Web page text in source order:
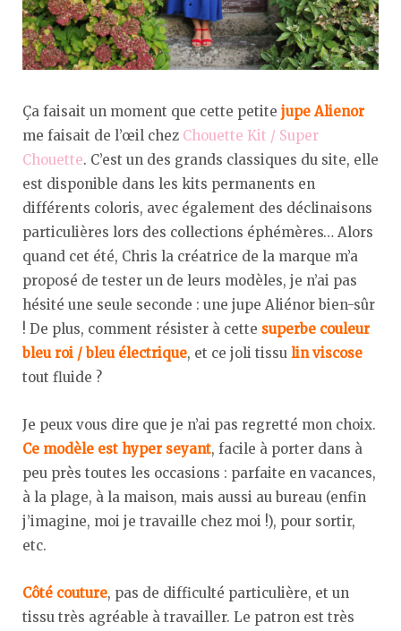
Ça faisait un moment que cette petite jupe Alienor
me faisait de l’œil chez Chouette Kit / Super
Chouette. C’est un des grands classiques du site, elle
est disponible dans les kits permanents en
différents coloris, avec également des déclinaisons
particulières lors des collections éphémères… Alors
quand cet été, Chris la créatrice de la marque m’a
proposé de tester un de leurs modèles, je n’ai pas
hésité une seule seconde : une jupe Aliénor bien-sûr
! De plus, comment résister à cette superbe couleur
bleu roi / bleu électrique, et ce joli tissu lin viscose
tout fluide ?
Je peux vous dire que je n’ai pas regretté mon choix.
Ce modèle est hyper seyant, facile à porter dans à
peu près toutes les occasions : parfaite en vacances,
à la plage, à la maison, mais aussi au bureau (enfin
j’imagine, moi je travaille chez moi !), pour sortir,
etc.
Côté couture, pas de difficulté particulière, et un
tissu très agréable à travailler. Le patron est très